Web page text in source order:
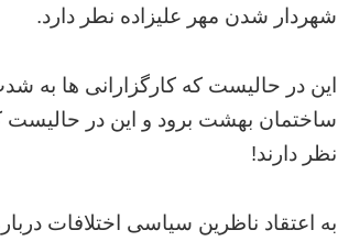
شهردار شدن مهر علیزاده نطر دارد.
این در حالیست که کارگزارانی ها به
ساختمان بهشت برود و این در حالیست
نظر دارند!
به اعتقاد ناظرین سیاسی اختلافات